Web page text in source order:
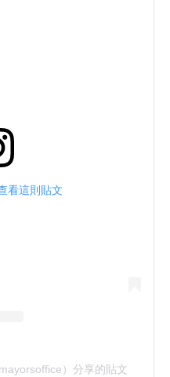
看這則貼文
）分享的貼文